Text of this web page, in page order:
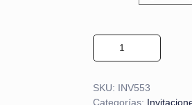
Invitación de Dragon
SKU: INV553
Categorías: